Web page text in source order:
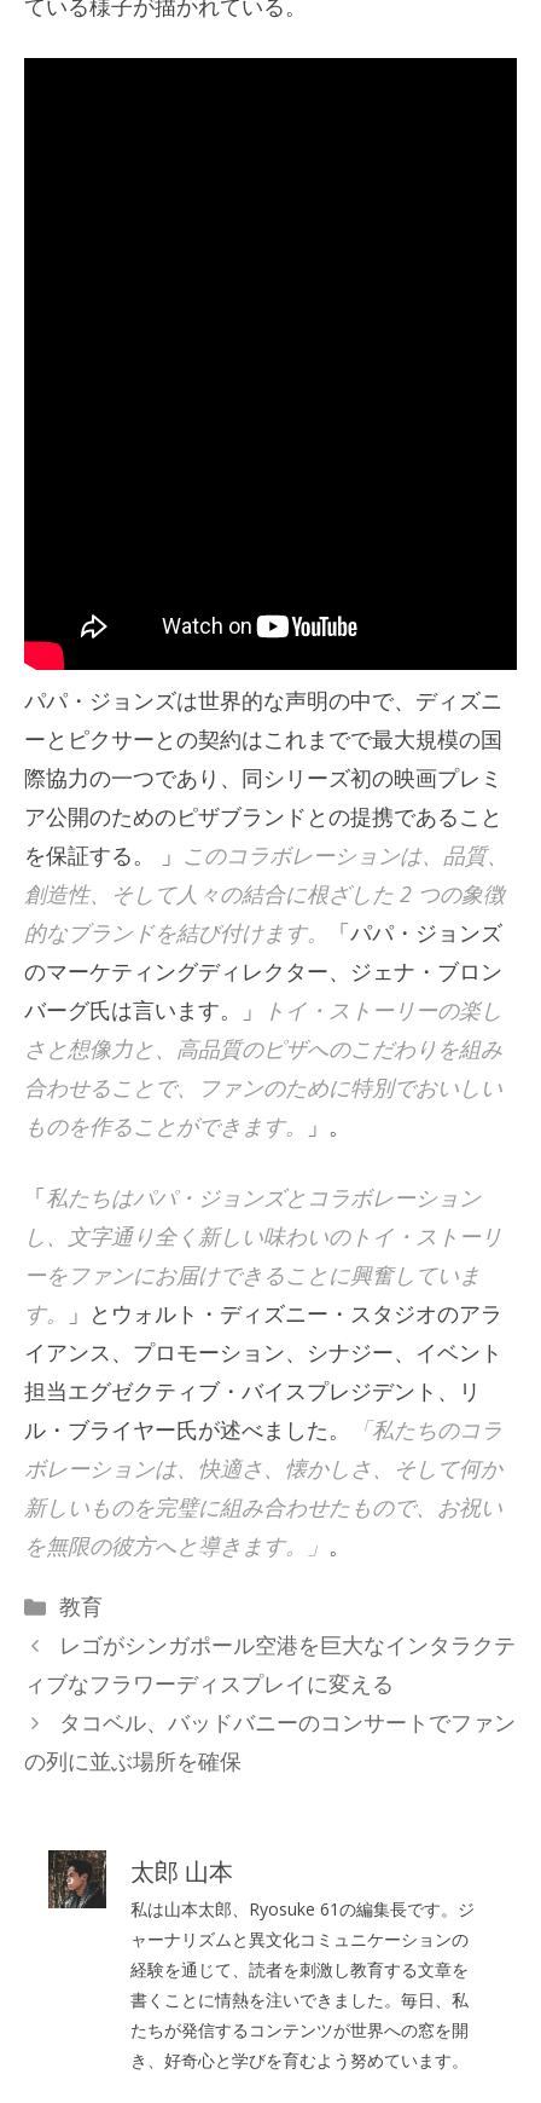
ている様子が描かれている。
パパ・ジョンズは世界的な声明の中で、ディズニ
ーとピクサーとの契約はこれまでで最大規模の国
際協力の一つであり、同シリーズ初の映画プレミ
ア公開のためのピザブランドとの提携であること
を保証する。 」 このコラボレーションは、品質、
創造性、そして人々の結合に根ざした 2 つの象徴
的なブランドを結び付けます。
「パパ・ジョンズ
のマーケティングディレクター、ジェナ・ブロン
バーグ氏は言います。」
トイ・ストーリーの楽し
さと想像力と、高品質のピザへのこだわりを組み
合わせることで、ファンのために特別でおいしい
ものを作ることができます。
」。
「私たちはパパ・ジョンズとコラボレーション
し、文字通り全く新しい味わいのトイ・ストーリ
ーをファンにお届けできることに興奮していま
す。
」とウォルト・ディズニー・スタジオのアラ
イアンス、プロモーション、シナジー、イベント
担当エグゼクティブ・バイスプレジデント、リ
ル・ブライヤー氏が述べました。
「私たちのコラ
ボレーションは、快適さ、懐かしさ、そして何か
新しいものを完璧に組み合わせたもので、お祝い
を無限の彼方へと導きます。」 。
カ
テ
ゴ
リ
ー
教育
レゴがシンガポール空港を巨大なインタラクテ
ィブなフラワーディスプレイに変える
タコベル、バッドバニーのコンサートでファン
の列に並ぶ場所を確保
太郎 山本
私は山本太郎、Ryosuke 61の編集長です。ジ
ャーナリズムと異文化コミュニケーションの
経験を通じて、読者を刺激し教育する文章を
書くことに情熱を注いできました。毎日、私
たちが発信するコンテンツが世界への窓を開
き、好奇心と学びを育むよう努めています。